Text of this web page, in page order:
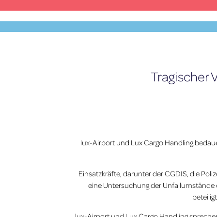
Tragischer
lux-Airport und Lux Cargo Handling
Einsatzkräfte, darunter der CGDIS, die
eine Untersuchung der Unfallumstände